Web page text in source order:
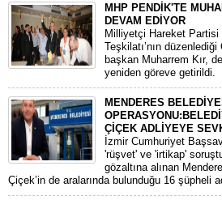
MHP PENDİK'TE
DEVAM EDİYOR
​Milliyetçi Hareket
Teşkilatı’nın
başkan Muharrem Kır,
yeniden göreve getirildi.
MENDERES
ÇİÇEK ADLİYEYE
​İzmir Cumhuriyet
'rüşvet' ve 'irtikap'
gözaltına alınan
Çiçek’in de aralarında bulunduğu 16 şüpheli